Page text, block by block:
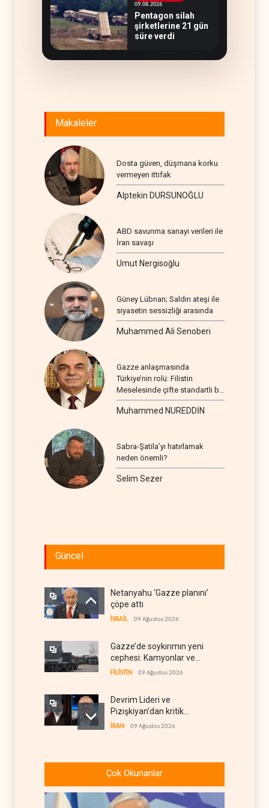
09.08.2026
Pentagon silah
şirketlerine 21 gün
süre verdi
Makaleler
Dosta güven, düşmana korku
vermeyen ittifak
Alptekin DURSUNOĞLU
ABD savunma sanayi verileri ile
İran savaşı
Umut Nergisoğlu
Güney Lübnan; Saldırı ateşi ile
siyasetin sessizliği arasında
Muhammed Ali Senoberi
Gazze anlaşmasında
Türkiye’nin rolü: Filistin
Meselesinde çifte standartlı bir
seyir
Muhammed NUREDDİN
Sabra-Şatila’yı hatırlamak
neden önemli?
Selim Sezer
Güncel
Netanyahu ‘Gazze planını’
çöpe attı
İSRAİL 09 Ağustos 2026
Gazze’de soykırımın yeni
cephesi: Kamyonlar ve
sürücüler de hedefte
FİLİSTİN 09 Ağustos 2026
Devrim Lideri ve
Pizişkiyan’dan kritik
görüşme
İRAN 09 Ağustos 2026
güçlere büyük operasyon
Çok Okunanlar